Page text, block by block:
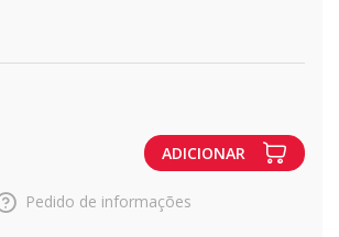
ADICIONAR
Pedido de informações